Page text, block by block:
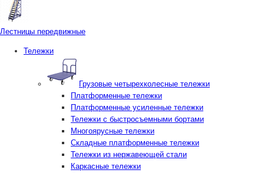
Лестницы передвижные
Тележки
Грузовые четырехколесные тележки
Платформенные тележки
Платформенные усиленные тележки
Тележки с быстросъемными бортами
Многоярусные тележки
Складные платформенные тележки
Тележки из нержавеющей стали
Каркасные тележки